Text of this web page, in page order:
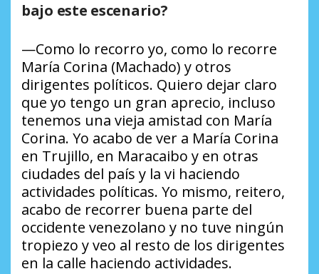
bajo este escenario?
—Como lo recorro yo, como lo recorre
María Corina (Machado) y otros
dirigentes políticos. Quiero dejar claro
que yo tengo un gran aprecio, incluso
tenemos una vieja amistad con María
Corina. Yo acabo de ver a María Corina
en Trujillo, en Maracaibo y en otras
ciudades del país y la vi haciendo
actividades políticas. Yo mismo, reitero,
acabo de recorrer buena parte del
occidente venezolano y no tuve ningún
tropiezo y veo al resto de los dirigentes
en la calle haciendo actividades.